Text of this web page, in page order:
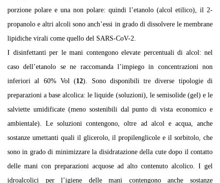
porzione polare e una non polare: quindi l’etanolo (alcol etilico), il 2-
propanolo e altri alcoli sono anch’essi in grado di dissolvere le membrane
lipidiche virali come quello del SARS-CoV-2.
I disinfettanti per le mani contengono elevate percentuali di alcol: nel
caso dell’etanolo se ne raccomanda l’impiego in concentrazioni non
inferiori al 60% Vol (12). Sono disponibili tre diverse tipologie di
preparazioni a base alcolica: le liquide (soluzioni), le semisolide (gel) e le
salviette umidificate (meno sostenibili dal punto di vista economico e
ambientale). Le soluzioni contengono, oltre ad alcol e acqua, anche
sostanze umettanti quali il glicerolo, il propilenglicole e il sorbitolo, che
sono in grado di minimizzare la disidratazione della cute dopo il contatto
delle mani con preparazioni acquose ad alto contenuto alcolico. I gel
idroalcolici per l’igiene delle mani contengono anche sostanze